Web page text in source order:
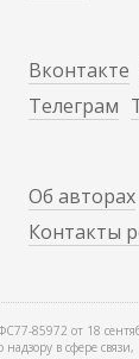
Вконтакте
Телеграм
Об авторах
Контакты
85972 от 18
в сфере связи,